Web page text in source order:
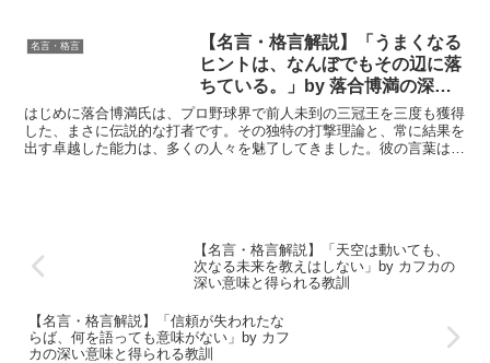
名言・格言
【名言・格言解説】「うまくなる
ヒントは、なんぼでもその辺に落
ちている。」by 落合博満の深い
意味と得られる教訓
はじめに落合博満氏は、プロ野球界で前人未到の三冠王を三度も獲得
した、まさに伝説的な打者です。その独特の打撃理論と、常に結果を
出す卓越した能力は、多くの人々を魅了してきました。彼の言葉は、
【名言・格言解説】「天空は動いても、
次なる未来を教えはしない」by カフカの
深い意味と得られる教訓
【名言・格言解説】「信頼が失われたな
らば、何を語っても意味がない」by カフ
カの深い意味と得られる教訓